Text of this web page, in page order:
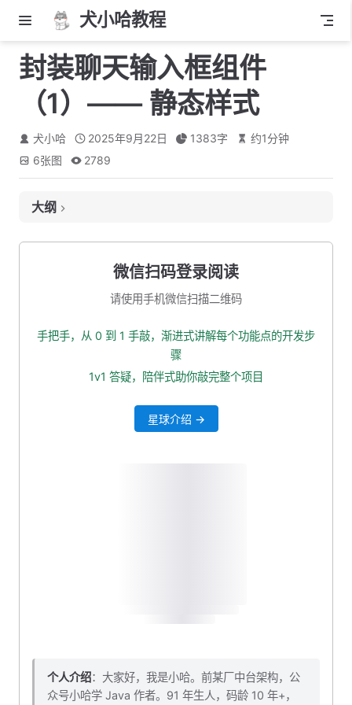
犬小哈教程
封装聊天输入框组件
（1）—— 静态样式
犬小哈 2025年9月22日 1383字 约1分钟
6张图 2789
大纲
聊天输入框左下角布局
联网搜索
本小节代码下载
微信扫码登录阅读
请使用手机微信扫描二维码
手把手，从 0 到 1 手敲，渐进式讲解每个功能点的开发步
骤
1v1 答疑，陪伴式助你敲完整个项目
星球介绍 →
个人介绍：大家好，我是小哈。前某厂中台架构，公
众号小哈学 Java 作者。91 年生人，码龄 10 年+，